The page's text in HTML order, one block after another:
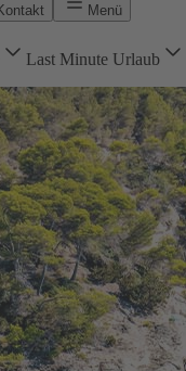
Menü
Last Minute Urlaub